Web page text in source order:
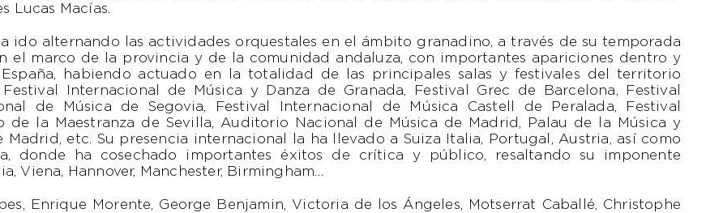
Lucas Macías.
ido alternando las actividades orquestales en el ámbito granadino, a través de su temporada
el marco de la provincia y de la comunidad andaluza, con importantes apariciones dentro y
habiendo actuado en la totalidad de las principales salas y festivales del territorio
Festival Internacional de Música y Danza de Granada, Festival Grec de Barcelona, Festival
de Música de Segovia, Festival Internacional de Música Castell de Peralada, Festival
de la Maestranza de Sevilla, Auditorio Nacional de Música de Madrid, Palau de la Música y
Madrid, etc. Su presencia internacional la ha llevado a Suiza Italia, Portugal, Austria, así como
donde ha cosechado importantes éxitos de crítica y público, resaltando su imponente
Viena, Hannover, Manchester, Birmingham…
Enrique Morente, George Benjamin, Victoria de los Ángeles, Motserrat Caballé, Christophe